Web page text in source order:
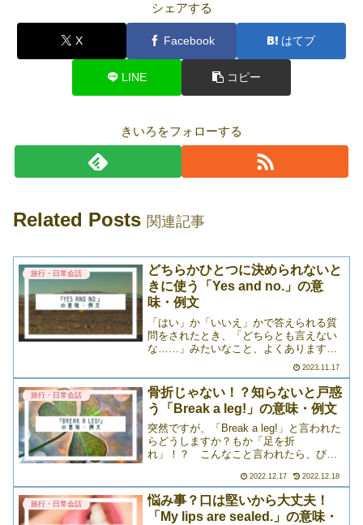
シェアする
X Facebook はてブ
LINE コピー
きいろをフォローする
Related Posts 関連記事
旅行・日常会話
どちらかひとつに決められないと
きに使う「Yes and no.」の意
味・例文
「はい」か「いいえ」かで答えられる質
問をされたとき、「どちらとも言えない
な……」みたいなこと、よくありますよ
depends.（場合による）」というフレー
ズが使われますが、他にも便利な表現が
あるんです。それが>>>
2023.11.17
旅行・日常会話
骨折じゃない！？知らないと戸惑
う「Break a leg!」の意味・例文
突然ですが、「Break a leg!」と言われた
らどうしますか？もか「足を折
れ」！？ こんなこと言われたら、びっ
折しろ」という意味になる「Break a
leg!」ですが、実はこれ、まったく違うも
のなん>>>
2022.12.17 2022.12.18
旅行・日常会話
悩み事？口は堅いから大丈夫！
「My lips are sealed.」の意味・